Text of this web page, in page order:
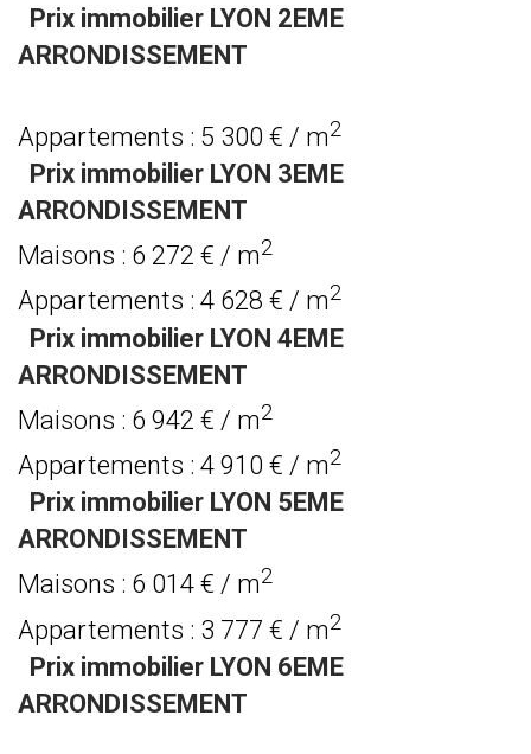
Prix immobilier LYON 2EME
ARRONDISSEMENT
Appartements : 5 300 € / m2
Prix immobilier LYON 3EME
ARRONDISSEMENT
Maisons : 6 272 € / m2
Appartements : 4 628 € / m2
Prix immobilier LYON 4EME
ARRONDISSEMENT
Maisons : 6 942 € / m2
Appartements : 4 910 € / m2
Prix immobilier LYON 5EME
ARRONDISSEMENT
Maisons : 6 014 € / m2
Appartements : 3 777 € / m2
Prix immobilier LYON 6EME
ARRONDISSEMENT